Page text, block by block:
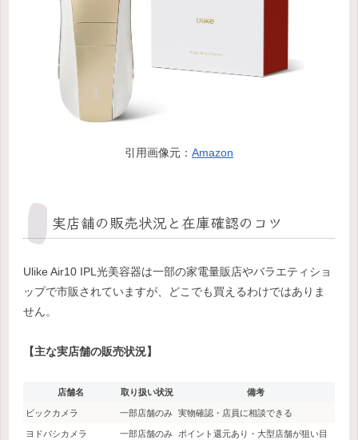
引用画像元： Amazon
実店舗の販売状況と在庫確認のコツ
Ulike Air10 IPL光美容器は一部の家電量販店やバラエティショ
ップで市販されていますが、どこでも買えるわけではありま
せん。
【主な実店舗の販売状況】
店舗名 取り扱い状況 備考
ビックカメラ 一部店舗のみ 実物確認・店員に相談できる
ヨドバシカメラ 一部店舗のみ ポイント還元あり・大型店舗が狙い目